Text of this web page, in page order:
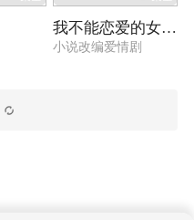
我不能恋爱的女朋友
小说改编爱情剧